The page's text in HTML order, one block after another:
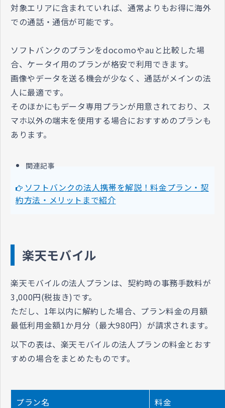
対象エリアに含まれていれば、通常よりもお得に海外
での通話・通信が可能です。
ソフトバンクのプランをdocomoやauと比較した場
合、ケータイ用のプランが格安で利用できます。
画像やデータを送る機会が少なく、通話がメインの法
人に最適です。
そのほかにもデータ専用プランが用意されており、ス
マホ以外の端末を使用する場合におすすめのプランも
あります。
関連記事
ソフトバンクの法人携帯を解説！料金プラン・契
約方法・メリットまで紹介
楽天モバイル
楽天モバイルの法人プランは、契約時の事務手数料が
3,000円(税抜き)です。
ただし、1年以内に解約した場合、プラン料金の月額
最低利用金額1か月分（最大980円）が請求されます。
以下の表は、楽天モバイルの法人プランの料金とおす
すめの場合をまとめたものです。
プラン名 料金